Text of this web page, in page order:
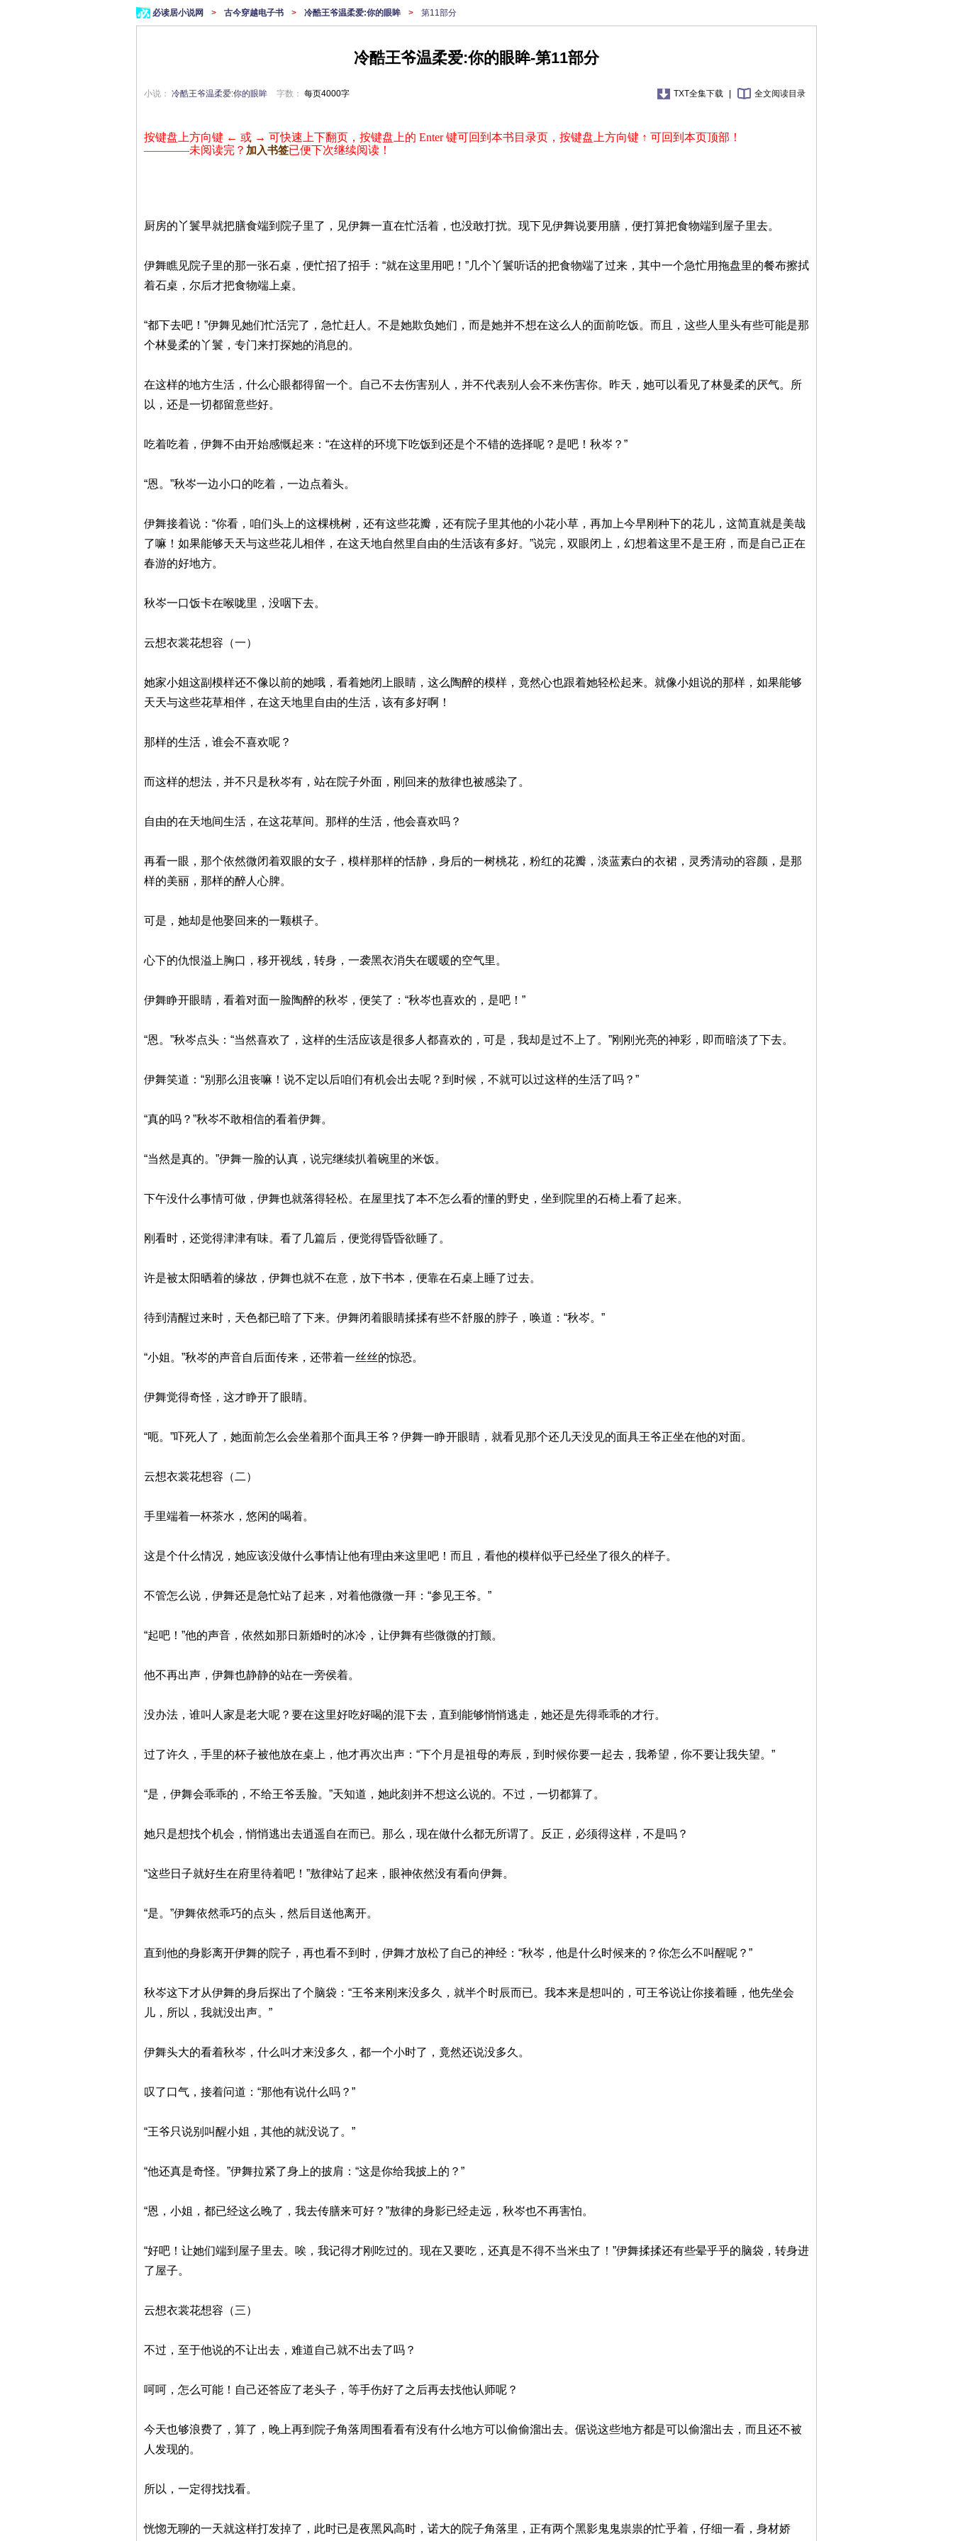
必读居小说网 > 古今穿越电子书 > 冷酷王爷温柔爱:你的眼眸 > 第11部分
冷酷王爷温柔爱:你的眼眸-第11部分
小说： 冷酷王爷温柔爱:你的眼眸 字数： 每页4000字 TXT全集下载 全文阅读目录
按键盘上方向键 ← 或 → 可快速上下翻页，按键盘上的 Enter 键可回到本书目录页，按键盘上方向键 ↑ 可回到本页顶部！
————未阅读完？ 加入书签已便下次继续阅读！
厨房的丫鬟早就把膳食端到院子里了，见伊舞一直在忙活着，也没敢打扰。现下见伊舞说要用膳，便打算把食物端到屋子里去。
伊舞瞧见院子里的那一张石桌，便忙招了招手：“就在这里用吧！”几个丫鬟听话的把食物端了过来，其中一个急忙用拖盘里的餐布擦拭
着石桌，尔后才把食物端上桌。
“都下去吧！”伊舞见她们忙活完了，急忙赶人。不是她欺负她们，而是她并不想在这么人的面前吃饭。而且，这些人里头有些可能是那
个林曼柔的丫鬟，专门来打探她的消息的。
在这样的地方生活，什么心眼都得留一个。自己不去伤害别人，并不代表别人会不来伤害你。昨天，她可以看见了林曼柔的厌气。所
以，还是一切都留意些好。
吃着吃着，伊舞不由开始感慨起来：“在这样的环境下吃饭到还是个不错的选择呢？是吧！秋岑？”
“恩。”秋岑一边小口的吃着，一边点着头。
伊舞接着说：“你看，咱们头上的这棵桃树，还有这些花瓣，还有院子里其他的小花小草，再加上今早刚种下的花儿，这简直就是美哉
了嘛！如果能够天天与这些花儿相伴，在这天地自然里自由的生活该有多好。”说完，双眼闭上，幻想着这里不是王府，而是自己正在
春游的好地方。
秋岑一口饭卡在喉咙里，没咽下去。
云想衣裳花想容（一）
她家小姐这副模样还不像以前的她哦，看着她闭上眼睛，这么陶醉的模样，竟然心也跟着她轻松起来。就像小姐说的那样，如果能够
天天与这些花草相伴，在这天地里自由的生活，该有多好啊！
那样的生活，谁会不喜欢呢？
而这样的想法，并不只是秋岑有，站在院子外面，刚回来的敖律也被感染了。
自由的在天地间生活，在这花草间。那样的生活，他会喜欢吗？
再看一眼，那个依然微闭着双眼的女子，模样那样的恬静，身后的一树桃花，粉红的花瓣，淡蓝素白的衣裙，灵秀清动的容颜，是那
样的美丽，那样的醉人心脾。
可是，她却是他娶回来的一颗棋子。
心下的仇恨溢上胸口，移开视线，转身，一袭黑衣消失在暖暖的空气里。
伊舞睁开眼睛，看着对面一脸陶醉的秋岑，便笑了：“秋岑也喜欢的，是吧！”
“恩。”秋岑点头：“当然喜欢了，这样的生活应该是很多人都喜欢的，可是，我却是过不上了。”刚刚光亮的神彩，即而暗淡了下去。
伊舞笑道：“别那么沮丧嘛！说不定以后咱们有机会出去呢？到时候，不就可以过这样的生活了吗？”
“真的吗？”秋岑不敢相信的看着伊舞。
“当然是真的。”伊舞一脸的认真，说完继续扒着碗里的米饭。
下午没什么事情可做，伊舞也就落得轻松。在屋里找了本不怎么看的懂的野史，坐到院里的石椅上看了起来。
刚看时，还觉得津津有味。看了几篇后，便觉得昏昏欲睡了。
许是被太阳晒着的缘故，伊舞也就不在意，放下书本，便靠在石桌上睡了过去。
待到清醒过来时，天色都已暗了下来。伊舞闭着眼睛揉揉有些不舒服的脖子，唤道：“秋岑。”
“小姐。”秋岑的声音自后面传来，还带着一丝丝的惊恐。
伊舞觉得奇怪，这才睁开了眼睛。
“呃。”吓死人了，她面前怎么会坐着那个面具王爷？伊舞一睁开眼睛，就看见那个还几天没见的面具王爷正坐在他的对面。
云想衣裳花想容（二）
手里端着一杯茶水，悠闲的喝着。
这是个什么情况，她应该没做什么事情让他有理由来这里吧！而且，看他的模样似乎已经坐了很久的样子。
不管怎么说，伊舞还是急忙站了起来，对着他微微一拜：“参见王爷。”
“起吧！”他的声音，依然如那日新婚时的冰冷，让伊舞有些微微的打颤。
他不再出声，伊舞也静静的站在一旁侯着。
没办法，谁叫人家是老大呢？要在这里好吃好喝的混下去，直到能够悄悄逃走，她还是先得乖乖的才行。
过了许久，手里的杯子被他放在桌上，他才再次出声：“下个月是祖母的寿辰，到时候你要一起去，我希望，你不要让我失望。”
“是，伊舞会乖乖的，不给王爷丢脸。”天知道，她此刻并不想这么说的。不过，一切都算了。
她只是想找个机会，悄悄逃出去逍遥自在而已。那么，现在做什么都无所谓了。反正，必须得这样，不是吗？
“这些日子就好生在府里待着吧！”敖律站了起来，眼神依然没有看向伊舞。
“是。”伊舞依然乖巧的点头，然后目送他离开。
直到他的身影离开伊舞的院子，再也看不到时，伊舞才放松了自己的神经：“秋岑，他是什么时候来的？你怎么不叫醒呢？”
秋岑这下才从伊舞的身后探出了个脑袋：“王爷来刚来没多久，就半个时辰而已。我本来是想叫的，可王爷说让你接着睡，他先坐会
儿，所以，我就没出声。”
伊舞头大的看着秋岑，什么叫才来没多久，都一个小时了，竟然还说没多久。
叹了口气，接着问道：“那他有说什么吗？”
“王爷只说别叫醒小姐，其他的就没说了。”
“他还真是奇怪。”伊舞拉紧了身上的披肩：“这是你给我披上的？”
“恩，小姐，都已经这么晚了，我去传膳来可好？”敖律的身影已经走远，秋岑也不再害怕。
“好吧！让她们端到屋子里去。唉，我记得才刚吃过的。现在又要吃，还真是不得不当米虫了！”伊舞揉揉还有些晕乎乎的脑袋，转身进
了屋子。
云想衣裳花想容（三）
不过，至于他说的不让出去，难道自己就不出去了吗？
呵呵，怎么可能！自己还答应了老头子，等手伤好了之后再去找他认师呢？
今天也够浪费了，算了，晚上再到院子角落周围看看有没有什么地方可以偷偷溜出去。倨说这些地方都是可以偷溜出去，而且还不被
人发现的。
所以，一定得找找看。
恍惚无聊的一天就这样打发掉了，此时已是夜黑风高时，诺大的院子角落里，正有两个黑影鬼鬼祟祟的忙乎着，仔细一看，身材娇